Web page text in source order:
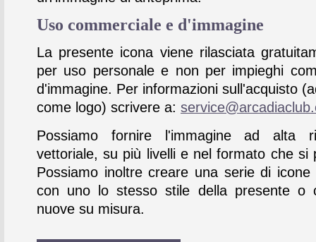
Uso commerciale e d'immagine
La presente icona viene rilasciata
per uso personale e non per impieghi
d'immagine. Per informazioni sull'acquisto
come logo) scrivere a:
Possiamo fornire l'immagine ad alta
vettoriale, su più livelli e nel formato che si
Possiamo inoltre creare una serie di icone
con uno lo stesso stile della presente o
nuove su misura.